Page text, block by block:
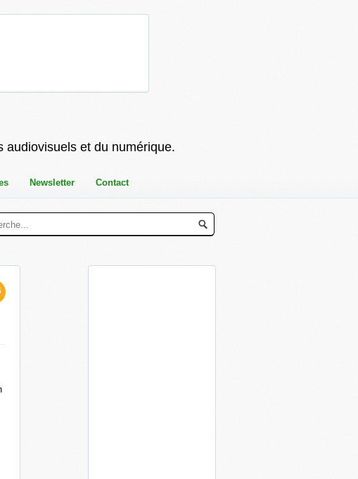
audiovisuels et du numérique.
Newsletter Contact